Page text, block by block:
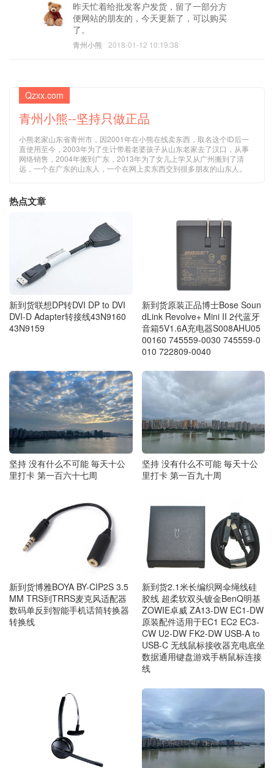
昨天忙着给批发客户发货，留了一部分方
便网站的朋友的，今天更新了，可以购买
了。
青州小熊 2018-01-12 10:19:38
Qzxx.com
青州小熊--坚持只做正品
小熊老家山东省青州市，因2001年在小熊在线卖东西，取名这个ID后一
直使用至今，2003年为了生计带着老婆孩子从山东老家去了汉口，从事
网络销售，2004年搬到广东，2013年为了女儿上学又从广州搬到了清
远，一个在广东的山东人，一个在网上卖东西交到很多朋友的山东人。
热点文章
新到货联想DP转DVI DP to DVI
DVI-D Adapter转接线43N9160
43N9159
新到货原装正品博士Bose Soun
dLink Revolve+ Mini II 2代蓝牙
音箱5V1.6A充电器S008AHU05
00160 745559-0030 745559-0
010 722809-0040
坚持 没有什么不可能 毎天十公
里打卡 第一百六十七周
坚持 没有什么不可能 毎天十公
里打卡 第一百九十周
新到货博雅BOYA BY-CIP2S 3.5
MM TRS到TRRS麦克风适配器
数码单反到智能手机话筒转换器
转换线
新到货2.1米长编织网伞绳线硅
胶线 超柔软双头镀金BenQ明基
ZOWIE卓威 ZA13-DW EC1-DW
原装配件适用于EC1 EC2 EC3-
CW U2-DW FK2-DW USB-A to
USB-C 无线鼠标接收器充电底坐
数据通用键盘游戏手柄鼠标连接
线